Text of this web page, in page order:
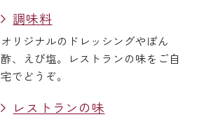
調味料
オリジナルのドレッシングやぽん
酢、えび塩。レストランの味をご自
宅でどうぞ。
レストランの味